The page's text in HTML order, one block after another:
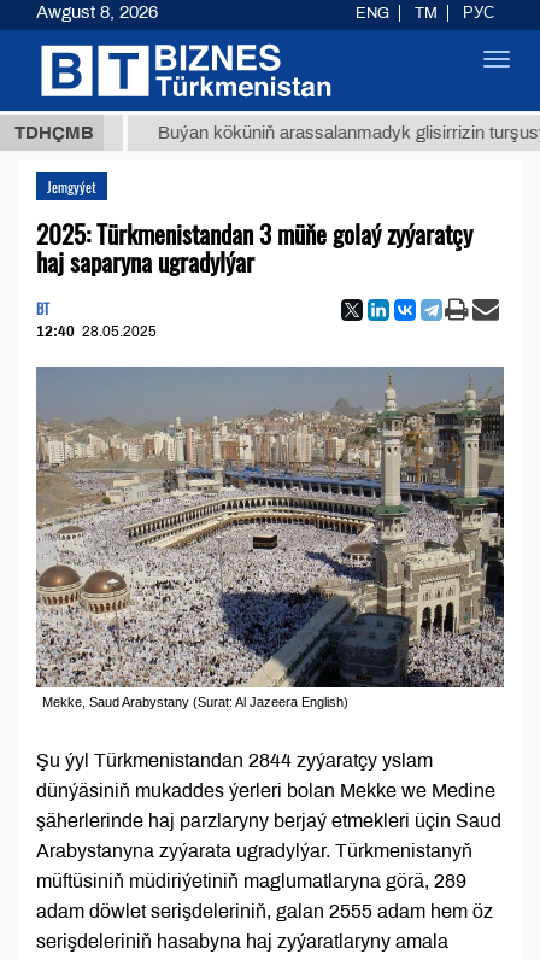
TDHÇMB Buýan köküniň arassalanmadyk glisirrizin turşusy (t.)
Jemgyýet
2025: Türkmenistandan 3 müňe golaý zyýaratçy
haj saparyna ugradylýar
BT
12:40 28.05.2025
Mekke, Saud Arabystany (Surat: Al Jazeera English)
Şu ýyl Türkmenistandan 2844 zyýaratçy yslam
dünýäsiniň mukaddes ýerleri bolan Mekke we Medine
şäherlerinde haj parzlaryny berjaý etmekleri üçin Saud
Arabystanyna zyýarata ugradylýar. Türkmenistanyň
müftüsiniň müdiriýetiniň maglumatlaryna görä, 289
adam döwlet serişdeleriniň, galan 2555 adam hem öz
serişdeleriniň hasabyna haj zyýaratlaryny amala
Awgust 8, 2026 ENG TM РУС